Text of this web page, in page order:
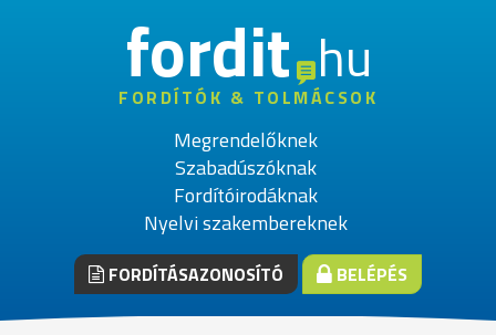
fordithu
FORDÍTÓK & TOLMÁCSOK
Megrendelőknek
Szabadúszóknak
Fordítóirodáknak
Nyelvi szakembereknek
FORDÍTÁSAZONOSÍTÓ BELÉPÉS